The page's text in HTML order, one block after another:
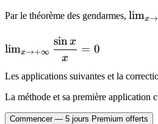
= 0
Par le théorème des gendarmes,
\to
limx→
\lim_{x
\to
+\infty}
\dfrac{\sin
x}{x} = 0
limx→+∞
x
sinx
= 0
Les applications suivantes et la
La méthode et sa première application
Commencer — 5 jours Premium offerts